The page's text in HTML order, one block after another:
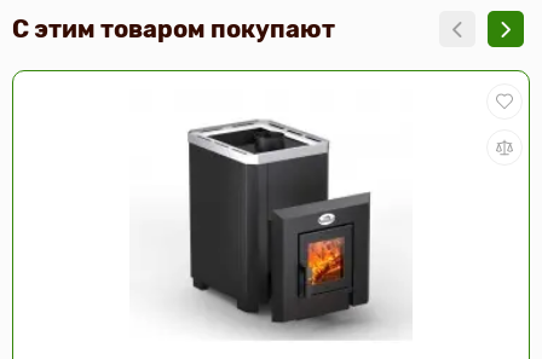
С этим товаром покупают